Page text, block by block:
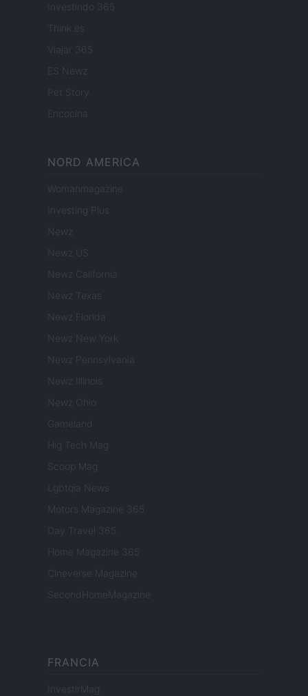
Investindo 365
Think.es
Viajar 365
ES Newz
Pet Story
Encocina
NORD AMERICA
Womanmagazine
Investing Plus
Newz
Newz US
Newz California
Newz Texas
Newz Florida
Newz New York
Newz Pennsylvania
Newz Illinois
Newz Ohio
Gameland
Hig Tech Mag
Scoop Mag
Lgbtqia News
Motors Magazine 365
Day Travel 365
Home Magazine 365
Cineverse Magazine
SecondHomeMagazine
FRANCIA
InvestirMag